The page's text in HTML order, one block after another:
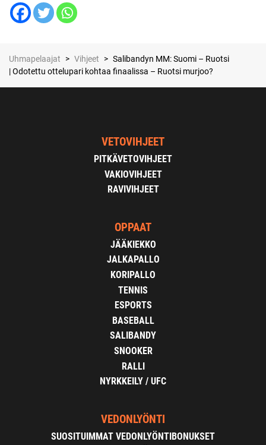
Uhmapelaajat > Vihjeet > Salibandyn MM: Suomi – Ruotsi
| Odotettu ottelupari kohtaa finaalissa – Ruotsi murjoo?
VETOVIHJEET
PITKÄVETOVIHJEET
VAKIOVIHJEET
RAVIVIHJEET
OPPAAT
JÄÄKIEKKO
JALKAPALLO
KORIPALLO
TENNIS
ESPORTS
BASEBALL
SALIBANDY
SNOOKER
RALLI
NYRKKEILY / UFC
VEDONLYÖNTI
SUOSITUIMMAT VEDONLYÖNTIBONUKSET